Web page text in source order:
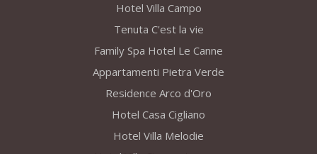
Hotel Villa Campo
Tenuta C'est la vie
Family Spa Hotel Le Canne
Appartamenti Pietra Verde
Residence Arco d'Oro
Hotel Casa Cigliano
Hotel Villa Melodie